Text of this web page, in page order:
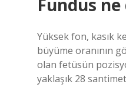
Fundus
Yüksek fon, kasık
büyüme oranının
olan fetüsün
yaklaşık 28